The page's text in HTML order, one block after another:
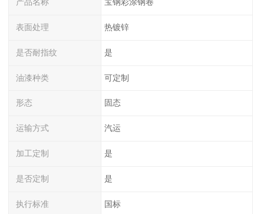
产品名称 宝钢彩涂钢卷
表面处理 热镀锌
是否耐指纹 是
油漆种类 可定制
形态 固态
运输方式 汽运
加工定制 是
是否定制 是
执行标准 国标